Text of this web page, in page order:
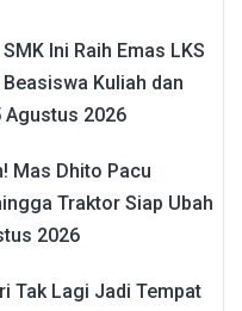
Ini Raih Emas LKS
Kuliah dan
Agustus 2026
Mas Dhito Pacu
Traktor Siap Ubah
2026
Tak Lagi Jadi Tempat